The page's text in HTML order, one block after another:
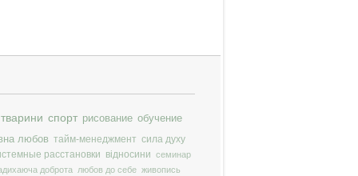
тварини спорт рисование обучение
любов тайм-менеджмент сила духу
расстановки відносини семинар
доброта любов до себе живопись